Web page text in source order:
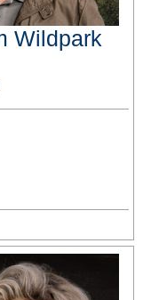
Wildpark